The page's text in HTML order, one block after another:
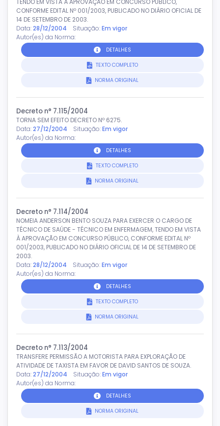
TENDO EM VISTA À APROVAÇÃO EM CONCURSO PÚBLICO,
CONFORME EDITAL Nº 001/2003, PUBLICADO NO DIÁRIO OFICIAL DE
14 DE SETEMBRO DE 2003.
Data:28/12/2004 Situação: Em vigor
Autor(es) da Norma:
DETALHES
TEXTO COMPLETO
NORMA ORIGINAL
Decreto n° 7.115/2004
TORNA SEM EFEITO DECRETO Nº 6275.
Data:27/12/2004 Situação: Em vigor
Autor(es) da Norma:
DETALHES
TEXTO COMPLETO
NORMA ORIGINAL
Decreto n° 7.114/2004
NOMEIA ANDERSON BENTO SOUZA PARA EXERCER O CARGO DE
TÉCNICO DE SAÚDE - TÉCNICO EM ENFERMAGEM, TENDO EM VISTA
À APROVAÇÃO EM CONCURSO PÚBLICO, CONFORME EDITAL Nº
001/2003, PUBLICADO NO DIÁRIO OFICIAL DE 14 DE SETEMBRO DE
2003.
Data:28/12/2004 Situação: Em vigor
Autor(es) da Norma:
DETALHES
TEXTO COMPLETO
NORMA ORIGINAL
Decreto n° 7.113/2004
TRANSFERE PERMISSÃO A MOTORISTA PARA EXPLORAÇÃO DE
ATIVIDADE DE TAXISTA EM FAVOR DE DAVID SANTOS DE SOUZA.
Data:27/12/2004 Situação: Em vigor
Autor(es) da Norma:
DETALHES
NORMA ORIGINAL